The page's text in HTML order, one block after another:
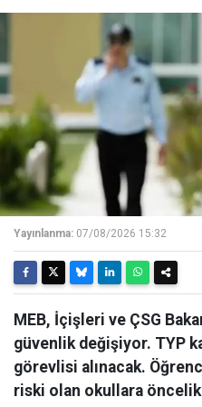
Yayınlanma: 07/08/2026 15:32
MEB, İçişleri ve ÇSG
güvenlik değişiyor. TYP
görevlisi alınacak.
riski olan okullara